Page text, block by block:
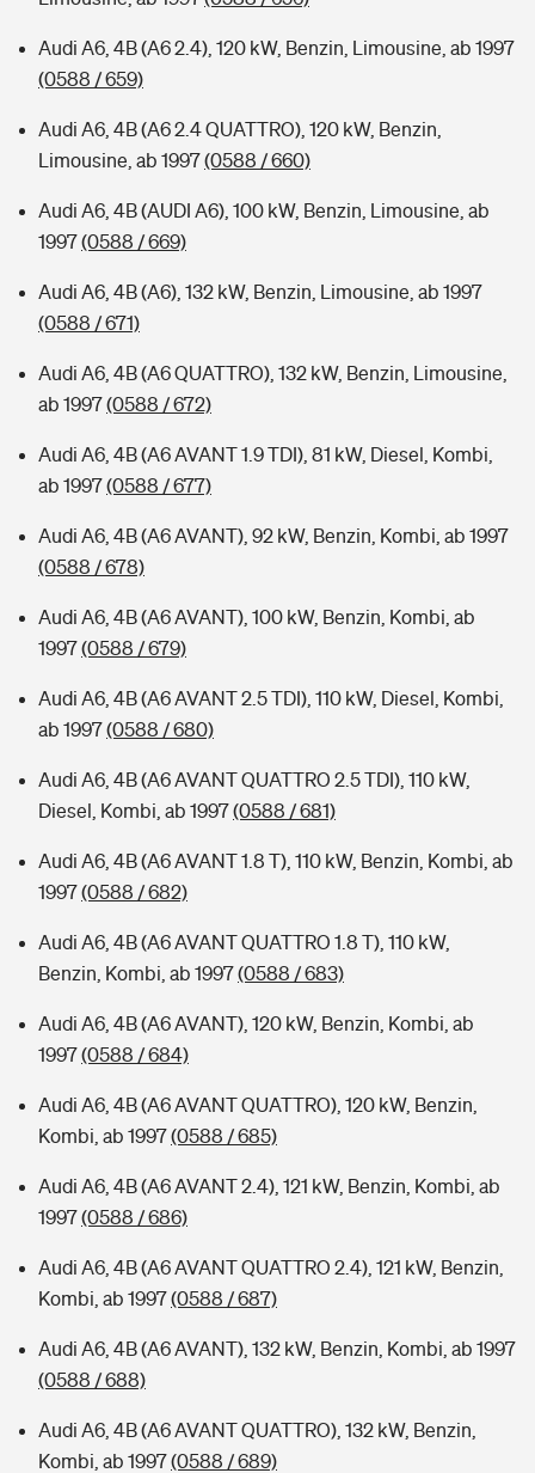
Audi A6, 4B (A6 2.4), 120 kW, Benzin, Limousine, ab 1997
(0588 / 659)
Audi A6, 4B (A6 2.4 QUATTRO), 120 kW, Benzin,
Limousine, ab 1997(0588 / 660)
Audi A6, 4B (AUDI A6), 100 kW, Benzin, Limousine, ab
1997(0588 / 669)
Audi A6, 4B (A6), 132 kW, Benzin, Limousine, ab 1997
(0588 / 671)
Audi A6, 4B (A6 QUATTRO), 132 kW, Benzin, Limousine,
ab 1997(0588 / 672)
Audi A6, 4B (A6 AVANT 1.9 TDI), 81 kW, Diesel, Kombi,
ab 1997(0588 / 677)
Audi A6, 4B (A6 AVANT), 92 kW, Benzin, Kombi, ab 1997
(0588 / 678)
Audi A6, 4B (A6 AVANT), 100 kW, Benzin, Kombi, ab
1997(0588 / 679)
Audi A6, 4B (A6 AVANT 2.5 TDI), 110 kW, Diesel, Kombi,
ab 1997(0588 / 680)
Audi A6, 4B (A6 AVANT QUATTRO 2.5 TDI), 110 kW,
Diesel, Kombi, ab 1997(0588 / 681)
Audi A6, 4B (A6 AVANT 1.8 T), 110 kW, Benzin, Kombi, ab
1997(0588 / 682)
Audi A6, 4B (A6 AVANT QUATTRO 1.8 T), 110 kW,
Benzin, Kombi, ab 1997(0588 / 683)
Audi A6, 4B (A6 AVANT), 120 kW, Benzin, Kombi, ab
1997(0588 / 684)
Audi A6, 4B (A6 AVANT QUATTRO), 120 kW, Benzin,
Kombi, ab 1997(0588 / 685)
Audi A6, 4B (A6 AVANT 2.4), 121 kW, Benzin, Kombi, ab
1997(0588 / 686)
Audi A6, 4B (A6 AVANT QUATTRO 2.4), 121 kW, Benzin,
Kombi, ab 1997(0588 / 687)
Audi A6, 4B (A6 AVANT), 132 kW, Benzin, Kombi, ab 1997
(0588 / 688)
Audi A6, 4B (A6 AVANT QUATTRO), 132 kW, Benzin,
Kombi, ab 1997(0588 / 689)